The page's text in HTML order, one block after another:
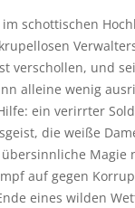
im schottischen
verschollen, und
alleine wenig
ein verirrter
die weiße
Magie
auf gegen
eines wilden